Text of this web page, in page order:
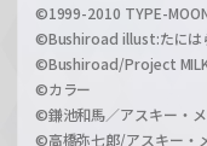
©1999-2010 TYPE-
©Bushiroad illust:たには
©Bushiroad/Project
©カラー
©鎌池和馬／アスキー・メ
©高橋弥七郎/アスキー・